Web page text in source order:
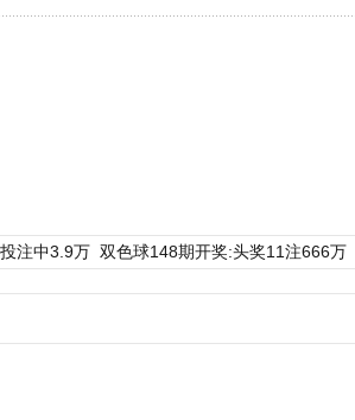
注中3.9万 双色球148期开奖:头奖11注666万